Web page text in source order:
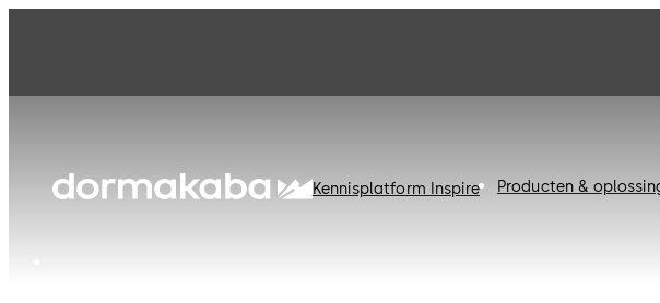
Kennisplatform Inspire Producten &